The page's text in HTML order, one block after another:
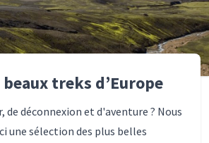
beaux treks d’Europe
de déconnexion et d'aventure ? Nous
une sélection des plus belles